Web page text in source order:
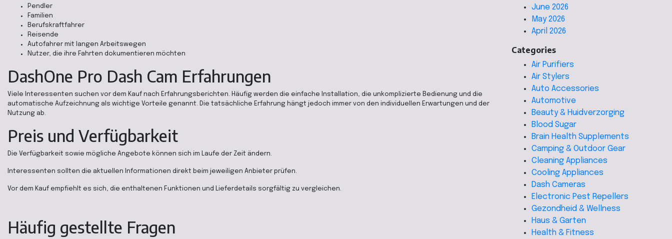
Pendler
Familien
Berufskraftfahrer
Reisende
Autofahrer mit langen Arbeitswegen
Nutzer, die ihre Fahrten dokumentieren möchten
DashOne Pro Dash Cam Erfahrungen
Viele Interessenten suchen vor dem Kauf nach Erfahrungsberichten. Häufig werden die einfache Installation, die unkomplizierte Bedienung und die
automatische Aufzeichnung als wichtige Vorteile genannt. Die tatsächliche Erfahrung hängt jedoch immer von den individuellen Erwartungen und der
Nutzung ab.
Preis und Verfügbarkeit
Die Verfügbarkeit sowie mögliche Angebote können sich im Laufe der Zeit ändern.
Interessenten sollten die aktuellen Informationen direkt beim jeweiligen Anbieter prüfen.
Vor dem Kauf empfiehlt es sich, die enthaltenen Funktionen und Lieferdetails sorgfältig zu vergleichen.
Häufig gestellte Fragen
June 2026
May 2026
April 2026
Categories
Air Purifiers
Air Stylers
Auto Accessories
Automotive
Beauty & Huidverzorging
Blood Sugar
Brain Health Supplements
Camping & Outdoor Gear
Cleaning Appliances
Cooling Appliances
Dash Cameras
Electronic Pest Repellers
Gezondheid & Wellness
Haus & Garten
Health & Fitness